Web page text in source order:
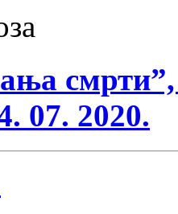
07. 2020.